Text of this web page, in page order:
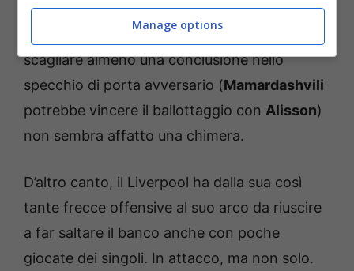
offensiva clamorosamente impattante: anche
per questo immaginare cheEze
scagliare almeno una conclusione nello
specchio di porta avversario (Mamardashvili
potrebbe vincere il ballottaggio con Alisson)
non sembra affatto una chimera.
D’altro canto, il Liverpool ha dalla sua così
tante frecce offensive al suo arco da riuscire
a far saltare il banco anche con poche
giocate dei singoli. In attacco, ma non solo.
Manage options